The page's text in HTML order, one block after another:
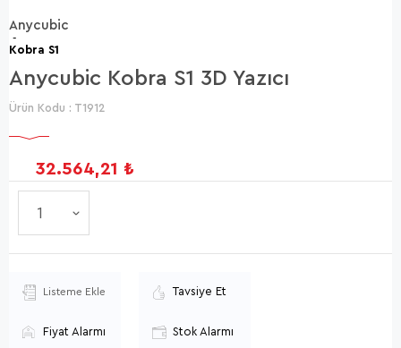
Anycubic
-
Kobra S1
Anycubic Kobra S1 3D Yazıcı
Ürün Kodu : T1912
32.564,21 ₺
Listeme Ekle Tavsiye Et
Fiyat Alarmı Stok Alarmı